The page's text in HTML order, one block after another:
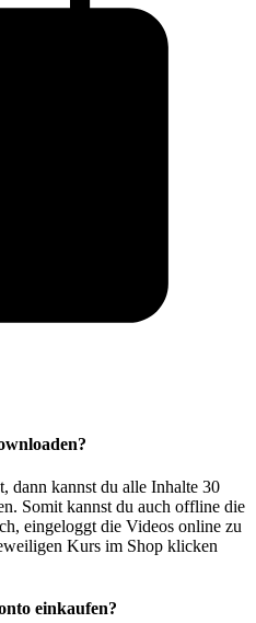
dann kannst du alle Inhalte 30
Somit kannst du auch offline die
eingeloggt die Videos online zu
Kurs im Shop klicken
einkaufen?